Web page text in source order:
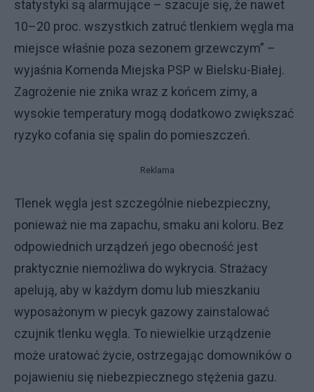
statystyki są alarmujące – szacuje się, że nawet
10–20 proc. wszystkich zatruć tlenkiem węgla ma
miejsce właśnie poza sezonem grzewczym” –
wyjaśnia Komenda Miejska PSP w Bielsku-Białej.
Zagrożenie nie znika wraz z końcem zimy, a
wysokie temperatury mogą dodatkowo zwiększać
ryzyko cofania się spalin do pomieszczeń.
Reklama
Tlenek węgla jest szczególnie niebezpieczny,
ponieważ nie ma zapachu, smaku ani koloru. Bez
odpowiednich urządzeń jego obecność jest
praktycznie niemożliwa do wykrycia. Strażacy
apelują, aby w każdym domu lub mieszkaniu
wyposażonym w piecyk gazowy zainstalować
czujnik tlenku węgla. To niewielkie urządzenie
może uratować życie, ostrzegając domowników o
pojawieniu się niebezpiecznego stężenia gazu.